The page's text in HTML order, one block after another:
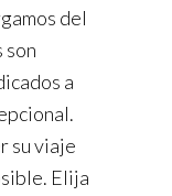
del
son
a
su viaje
Elija